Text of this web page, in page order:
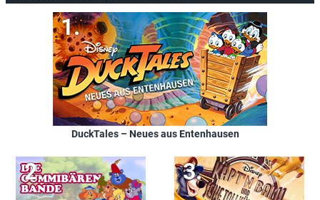
DuckTales – Neues aus Entenhausen